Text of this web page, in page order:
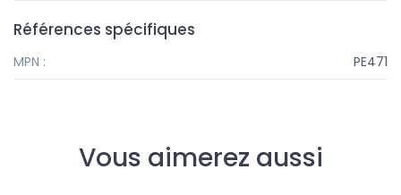
Références spécifiques
MPN : PE471
Vous aimerez aussi